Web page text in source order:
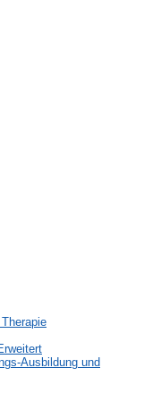
Ausbildung und